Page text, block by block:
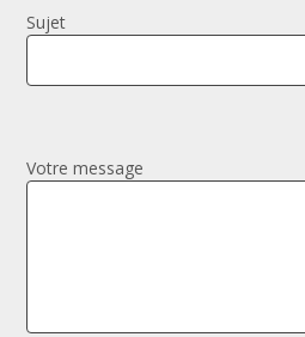
Sujet
Votre message